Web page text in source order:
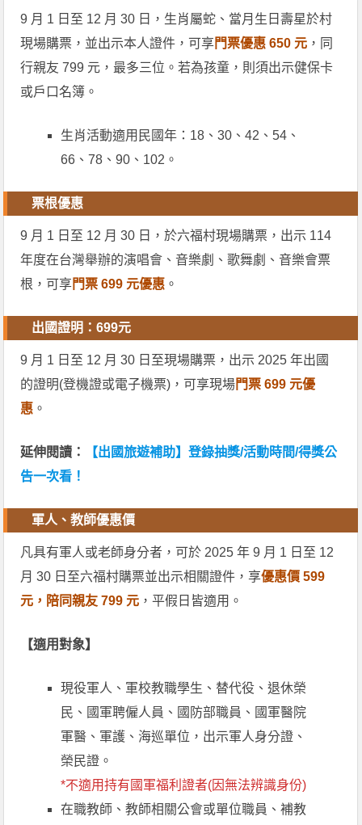
9 月 1 日至 12 月 30 日，生肖屬蛇、當月生日壽星於村
現場購票，並出示本人證件，可享門票優惠 650 元 ，同
行親友 799 元，最多三位。若為孩童，則須出示健保卡
或戶口名簿。
生肖活動適用民國年：18、30、42、54、
66、78、90、102。
票根優惠
9 月 1 日至 12 月 30 日，於六福村現場購票，出示 114
年度在台灣舉辦的演唱會、音樂劇、歌舞劇、音樂會票
根，可享門票 699 元優惠 。
出國證明：699元
9 月 1 日至 12 月 30 日至現場購票，出示 2025 年出國
的證明(登機證或電子機票)，可享現場門票 699 元優
惠 。
延伸閱讀：
【出國旅遊補助】登錄抽獎/活動時間/得獎公
告一次看！
軍人、教師優惠價
凡具有軍人或老師身分者，可於 2025 年 9 月 1 日至 12
月 30 日至六福村購票並出示相關證件，享優惠價 599
元，陪同親友 799 元 ，平假日皆適用。
【適用對象】
現役軍人、軍校教職學生、替代役、退休榮
民、國軍聘僱人員、國防部職員、國軍醫院
軍醫、軍護、海巡單位，出示軍人身分證、
榮民證。
*不適用持有國軍福利證者(因無法辨識身份)
在職教師、教師相關公會或單位職員、補教